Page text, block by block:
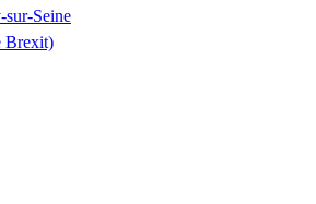
sur-Seine
Brexit)